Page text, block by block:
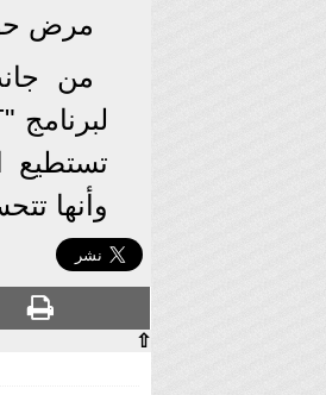
مرض
من
تستطيع
وأنها
⇧